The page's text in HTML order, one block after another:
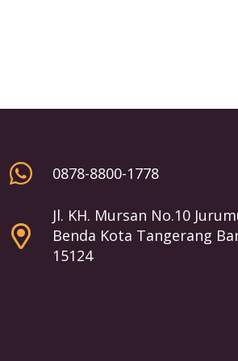
0878-8800-1778
Jl. KH. Mursan No.10
Benda Kota Tangerang
15124